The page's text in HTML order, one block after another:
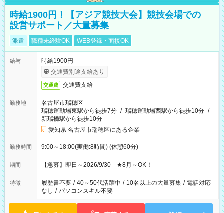
時給1900円！【アジア競技大会】競技会場での
設営サポート／大量募集
派遣 職種未経験OK WEB登録・面接OK
給与
時給1900円
交通費別途支給あり
交通費 交通費支給
勤務地
名古屋市瑞穂区
瑞穂運動場東駅から徒歩7分 / 瑞穂運動場西駅から徒歩10分 /
新瑞橋駅から徒歩10分
愛知県 名古屋市瑞穂区にある企業
勤務時間 9:00～18:00(実働:8時間) (休憩60分)
期間 【急募】即日～2026/9/30 ★8月～OK！
特徴 履歴書不要 / 40～50代活躍中 / 10名以上の大量募集 / 電話対応
なし / パソコンスキル不要